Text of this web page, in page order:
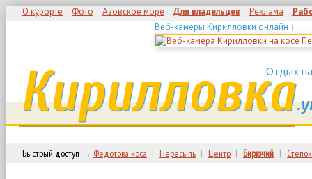
О курорте Фото Азовское море Для владельцев Реклама
Веб-камеры Кирилловки онлайн ↓
Отдых
Кирилловка
Быстрый доступ → Федотова коса | Пересыпь | Центр | Бирючий | Степок